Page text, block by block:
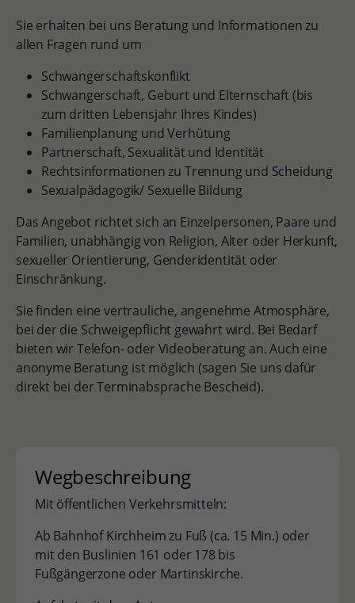
Sie erhalten bei uns Beratung und Informationen zu
allen Fragen rund um
Schwangerschaftskonflikt
Schwangerschaft, Geburt und Elternschaft (bis
zum dritten Lebensjahr Ihres Kindes)
Familienplanung und Verhütung
Partnerschaft, Sexualität und Identität
Rechtsinformationen zu Trennung und Scheidung
Sexualpädagogik/ Sexuelle Bildung
Das Angebot richtet sich an Einzelpersonen, Paare und
Familien, unabhängig von Religion, Alter oder Herkunft,
sexueller Orientierung, Genderidentität oder
Einschränkung.
Sie finden eine vertrauliche, angenehme Atmosphäre,
bei der die Schweigepflicht gewahrt wird. Bei Bedarf
bieten wir Telefon- oder Videoberatung an. Auch eine
anonyme Beratung ist möglich (sagen Sie uns dafür
direkt bei der Terminabsprache Bescheid).
Wegbeschreibung
Mit öffentlichen Verkehrsmitteln:
Ab Bahnhof Kirchheim zu Fuß (ca. 15 Min.) oder
mit den Buslinien 161 oder 178 bis
Fußgängerzone oder Martinskirche.